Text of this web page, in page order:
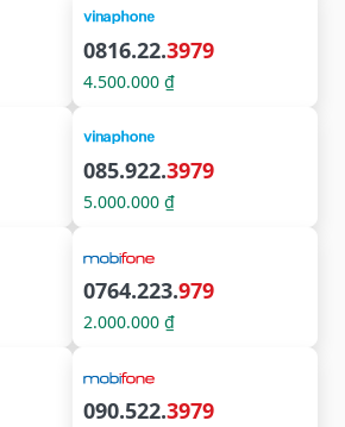
0816.22.3979
4.500.000 ₫
085.922.3979
5.000.000 ₫
0764.223.979
2.000.000 ₫
090.522.3979